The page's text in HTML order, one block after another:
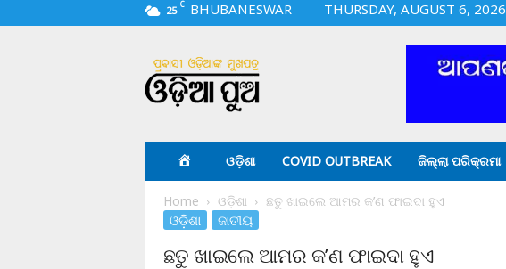
25 C BHUBANESWAR
THURSDAY, AUGUST 6, 2026
i
a
ଓଡ଼ିଶା COVID OUTBREAK ଜିଲ୍ଲା ପରିକ୍ରମା
Home ଓଡ଼ିଶା ଛତୁ ଖାଇଲେ ଆମର କ’ଣ ଫାଇଦା ହୁଏ
ଓଡ଼ିଶା ଜାତୀୟ
ଛତୁ ଖାଇଲେ ଆମର କ’ଣ ଫାଇଦା ହୁଏ